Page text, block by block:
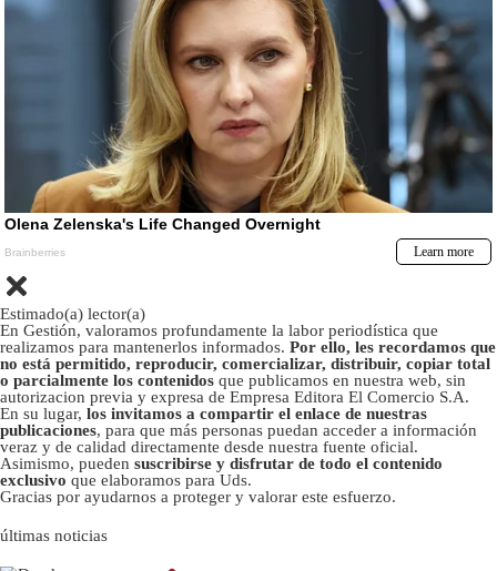
Estimado(a) lector(a)
En Gestión, valoramos profundamente la labor periodística que
realizamos para mantenerlos informados. Por ello, les recordamos que
no está permitido, reproducir, comercializar, distribuir, copiar total
o parcialmente los contenidos que publicamos en nuestra web, sin
autorizacion previa y expresa de Empresa Editora El Comercio S.A.
En su lugar, los invitamos a compartir el enlace de nuestras
publicaciones, para que más personas puedan acceder a información
veraz y de calidad directamente desde nuestra fuente oficial.
Asimismo, pueden suscribirse y disfrutar de todo el contenido
exclusivo que elaboramos para Uds.
Gracias por ayudarnos a proteger y valorar este esfuerzo.
últimas noticias